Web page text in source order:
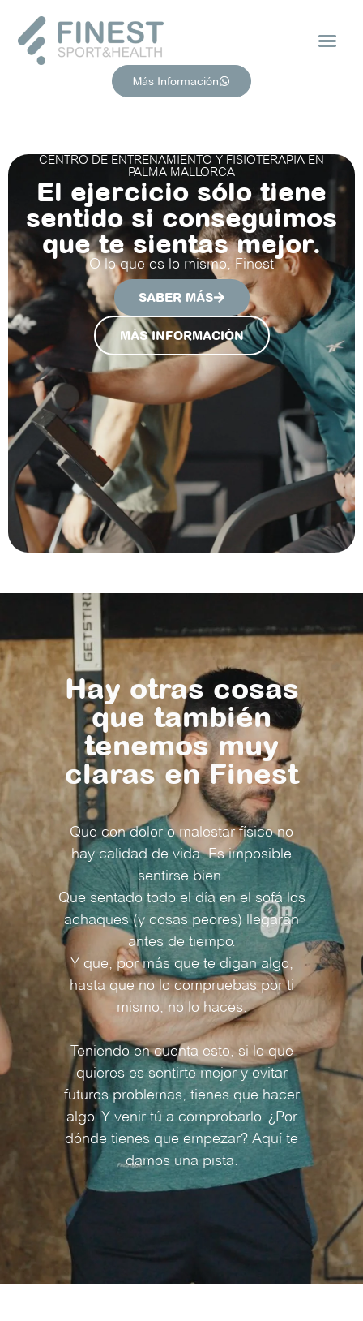
Más Información
CENTRO DE ENTRENAMIENTO Y FISIOTERAPIA EN
PALMA MALLORCA
El ejercicio sólo tiene
sentido si conseguimos
que te sientas mejor.
O lo que es lo mismo, Finest
SABER MÁS
MÁS INFORMACIÓN
Hay otras cosas
que también
tenemos muy
claras en Finest
Que con dolor o malestar físico no
hay calidad de vida. Es imposible
sentirse bien.
Que sentado todo el día en el sofá los
achaques (y cosas peores) llegarán
antes de tiempo.
Y que, por más que te digan algo,
hasta que no lo compruebas por ti
mismo, no lo haces.
Teniendo en cuenta esto, si lo que
quieres es sentirte mejor y evitar
futuros problemas, tienes que hacer
algo. Y venir tú a comprobarlo. ¿Por
dónde tienes que empezar? Aquí te
damos una pista.